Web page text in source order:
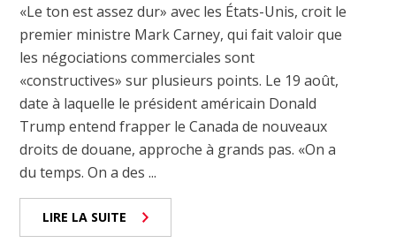
«Le ton est assez dur» avec les États-Unis, croit le
premier ministre Mark Carney, qui fait valoir que
les négociations commerciales sont
«constructives» sur plusieurs points. Le 19 août,
date à laquelle le président américain Donald
Trump entend frapper le Canada de nouveaux
droits de douane, approche à grands pas. «On a
du temps. On a des ...
LIRE LA SUITE